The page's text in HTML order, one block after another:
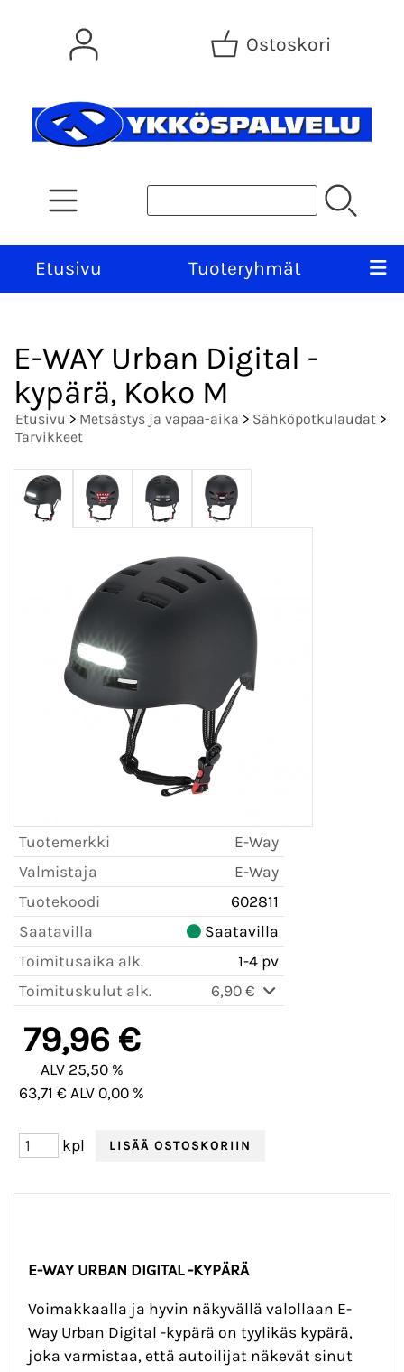
Ostoskori
Etusivu Tuoteryhmät
E-WAY Urban Digital -
kypärä, Koko M
Etusivu > Metsästys ja vapaa-aika > Sähköpotkulaudat >
Tarvikkeet
Tuotemerkki
E-Way
Valmistaja
E-Way
Tuotekoodi
602811
Saatavilla
Saatavilla
Toimitusaika alk.
1-4 pv
Toimituskulut alk.
6,90 €
79,96 €
ALV 25,50 %
63,71 € ALV 0,00 %
kpl
E-WAY URBAN DIGITAL -KYPÄRÄ
Voimakkaalla ja hyvin näkyvällä valollaan E-
Way Urban Digital -kypärä on tyylikäs kypärä,
joka varmistaa, että autoilijat näkevät sinut